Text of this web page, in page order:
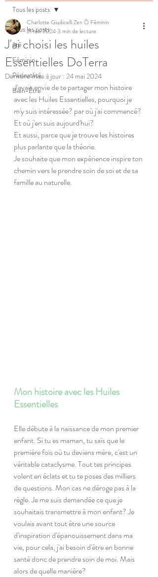
Tous les posts
été
Féminin
Périnatlité
Bien-Être
Tous les posts
J'ai choisi les huiles
Essentielles DoTerra
Charlotte Giudicelli Zen Ô Féminin
21 mai 20243 min de lecture
Dernière mise à jour : 24 mai 2024
J'avais envie de te partager mon histoire
avec les Huiles Essentielles, pourquoi je
m'y suis intéressée? par où j'ai commencé?
Et où j'en suis aujourd'hui?
Et aussi, parce que je trouve les histoires
plus parlante que la théorie.
Je souhaite que mon expérience inspire ton
chemin vers le prendre soin de soi et de sa
famille au naturelle.
Mon histoire avec les Huiles
Essentielles
Elle débute à la naissance de mon premier
enfant. Si tu es maman, tu sais que le
première fois où tu deviens mère, c'est un
véritable cataclysme. Tout tes principes
volent en éclats et tu te poses des milliers
de questions. Mon cas ne déroge pas à la
règle. Je me suis demandée ce que je
souhaitais transmettre à mon enfant? Je
voulais avant tout être une source
d'inspiration d'épanouissement dans ma
vie, pour cela, j'ai besoin d'être en bonne
santé donc de prendre soin de moi. Mais
alors de quelle manière?